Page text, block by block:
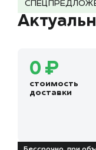
0 ₽
стоимость
доставки